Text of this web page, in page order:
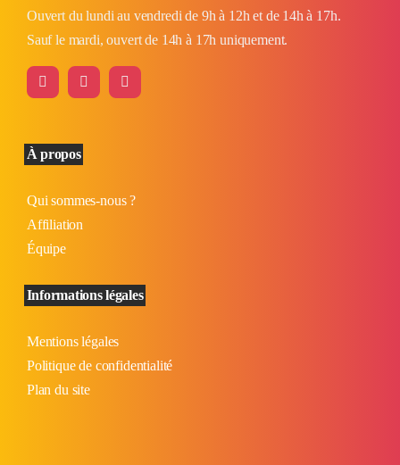
Ouvert du lundi au vendredi de 9h à 12h et de 14h à 17h.
Sauf le mardi, ouvert de 14h à 17h uniquement.
À propos
Qui sommes-nous ?
Affiliation
Équipe
Informations légales
Mentions légales
Politique de confidentialité
Plan du site